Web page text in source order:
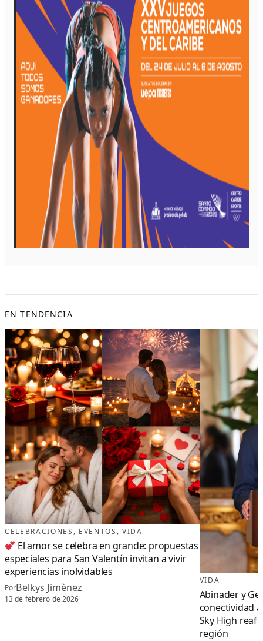
EN TENDENCIA
CELEBRACIONES , EVENTOS , VIDA
El amor se celebra en grande: propuestas
especiales para San Valentín invitan a vivir
experiencias inolvidables
PorBelkys Jimènez
13 de febrero de 2026
VIDA
Abinader y
conectividad
Sky High
región